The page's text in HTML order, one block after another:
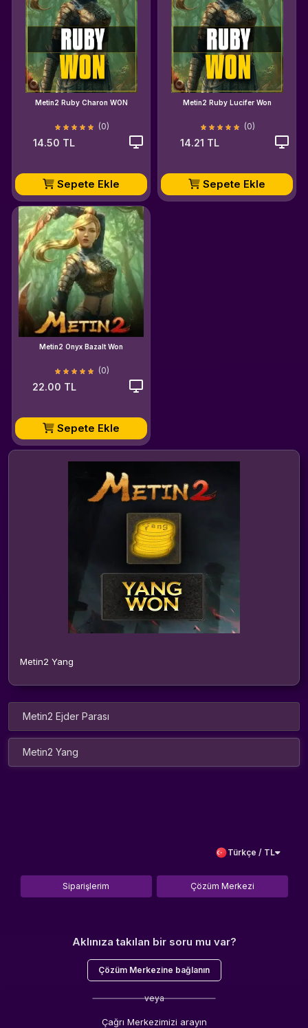
Metin2 Ruby Charon WON
(0)
14.50 TL
Sepete Ekle
Metin2 Ruby Lucifer Won
(0)
14.21 TL
Sepete Ekle
Metin2 Onyx Bazalt Won
(0)
22.00 TL
Sepete Ekle
Metin2 Yang
Metin2 Ejder Parası
Metin2 Yang
Türkçe / TL
Siparişlerim Çözüm Merkezi
Aklınıza takılan bir soru mu var?
Çözüm Merkezine bağlanın
veya
Çağrı Merkezimizi arayın